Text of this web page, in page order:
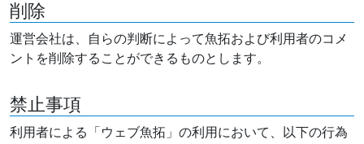
削除
運営会社は、自らの判断によって魚拓および利用者のコメ
ントを削除することができるものとします。
禁止事項
利用者による「ウェブ魚拓」の利用において、以下の行為